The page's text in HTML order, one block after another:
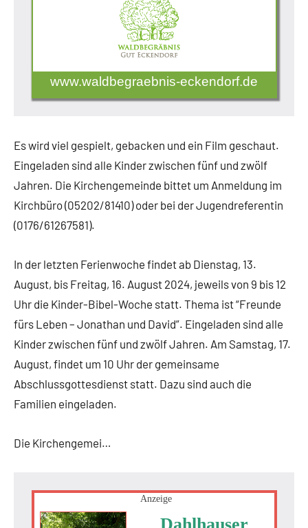
www.waldbegraebnis-eckendorf.de
Es wird viel gespielt, gebacken und ein Film geschaut.
Eingeladen sind alle Kinder zwischen fünf und zwölf
Jahren. Die Kirchengemeinde bittet um Anmeldung im
Kirchbüro (05202/81410) oder bei der Jugendreferentin
(0176/61267581).
In der letzten Ferienwoche findet ab Dienstag, 13.
August, bis Freitag, 16. August 2024, jeweils von 9 bis 12
Uhr die Kinder-Bibel-Woche statt. Thema ist “Freunde
fürs Leben – Jonathan und David”. Eingeladen sind alle
Kinder zwischen fünf und zwölf Jahren. Am Samstag, 17.
August, findet um 10 Uhr der gemeinsame
Abschlussgottesdienst statt. Dazu sind auch die
Familien eingeladen.
Die Kirchengemei…
Anzeige